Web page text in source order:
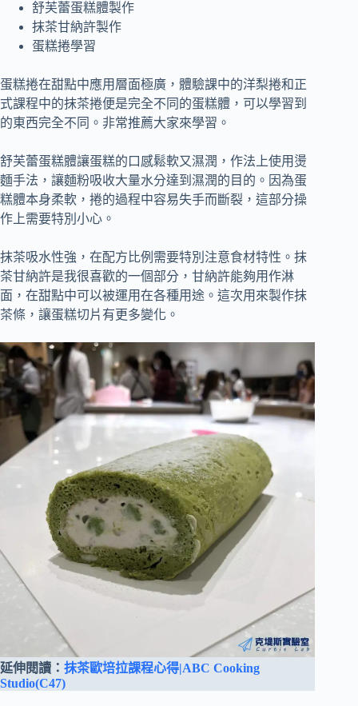
舒芙蕾蛋糕體製作
抹茶甘納許製作
蛋糕捲學習
蛋糕捲在甜點中應用層面極廣，體驗課中的洋梨捲和正
式課程中的抹茶捲便是完全不同的蛋糕體，可以學習到
的東西完全不同。非常推薦大家來學習。
舒芙蕾蛋糕體讓蛋糕的口感鬆軟又濕潤，作法上使用燙
麵手法，讓麵粉吸收大量水分達到濕潤的目的。因為蛋
糕體本身柔軟，捲的過程中容易失手而斷裂，這部分操
作上需要特別小心。
抹茶吸水性強，在配方比例需要特別注意食材特性。抹
茶甘納許是我很喜歡的一個部分，甘納許能夠用作淋
面，在甜點中可以被運用在各種用途。這次用來製作抹
茶條，讓蛋糕切片有更多變化。
延伸閱讀： 抹茶歐培拉課程心得|ABC Cooking
Studio(C47)